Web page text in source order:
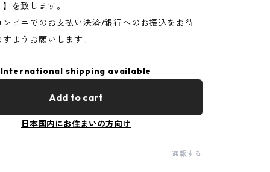
を致します。
ンビニでのお支払い決済/銀行へのお振込をお待
ようお願いします。
International shipping available
Add to cart
日本国内にお住まいの方向け
通報する